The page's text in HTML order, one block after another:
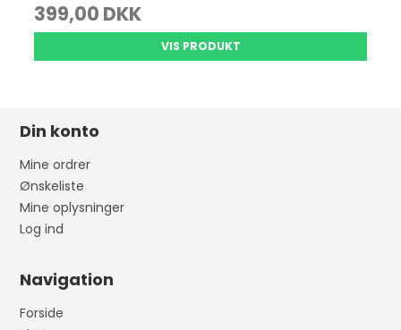
399,00 DKK
VIS PRODUKT
Din konto
Mine ordrer
Ønskeliste
Mine oplysninger
Log ind
Navigation
Forside